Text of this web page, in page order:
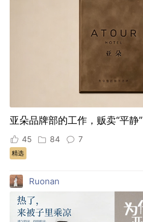
亚朵品牌部的工作，贩卖“平静”
45 84 7
精选
Ruonan